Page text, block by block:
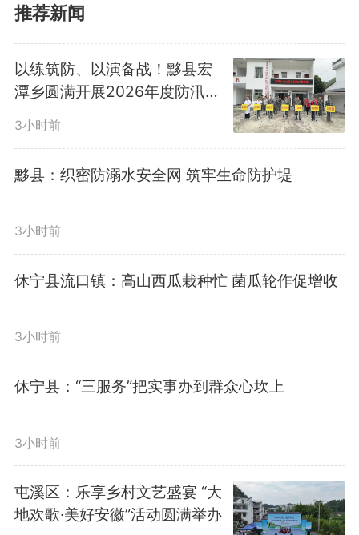
推荐新闻
以练筑防、以演备战！黟县宏
潭乡圆满开展2026年度防汛抢
3小时前
黟县：织密防溺水安全网 筑牢生命防护堤
3小时前
休宁县流口镇：高山西瓜栽种忙 菌瓜轮作促增收
3小时前
休宁县：“三服务”把实事办到群众心坎上
3小时前
屯溪区：乐享乡村文艺盛宴 “大
地欢歌·美好安徽”活动圆满举办